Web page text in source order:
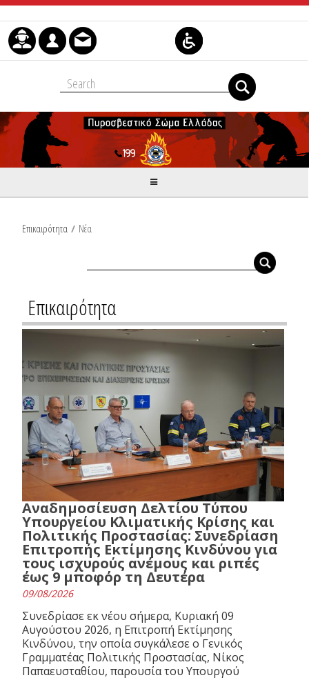
Skip to Content
Επικαιρότητα / Νέα
Επικαιρότητα
Αναδημοσίευση Δελτίου Τύπου
Υπουργείου Κλιματικής Κρίσης και
Πολιτικής Προστασίας: Συνεδρίαση
Επιτροπής Εκτίμησης Κινδύνου για
τους ισχυρούς ανέμους και ριπές
έως 9 μποφόρ τη Δευτέρα
09/08/2026
Συνεδρίασε εκ νέου σήμερα, Κυριακή 09
Αυγούστου 2026, η Επιτροπή Εκτίμησης
Κινδύνου, την οποία συγκάλεσε ο Γενικός
Γραμματέας Πολιτικής Προστασίας, Νίκος
Παπαευσταθίου, παρουσία του Υπουργού